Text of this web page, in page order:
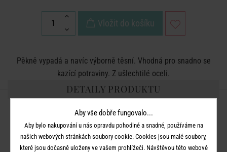
Vložit do košíku
Pěkně vypadá a navíc výborně těsní. Vhodná pro snadno se
kazící potraviny. Z ušlechtilé oceli.
DETAILY PRODUKTU
Barva:stříbrná
Rozměry:V 17 cm, průměr 10 cm, objem 1000 ml
Materiál:
ušlechtilá ocel
Aby vše dobře fungovalo...
Aby bylo nakupování u nás opravdu pohodlné a snadné, používáme na
našich webových stránkách soubory cookie. Cookies jsou malé soubory,
které jsou dočasně uloženy ve vašem prohlížeči. Návštěvou této webové